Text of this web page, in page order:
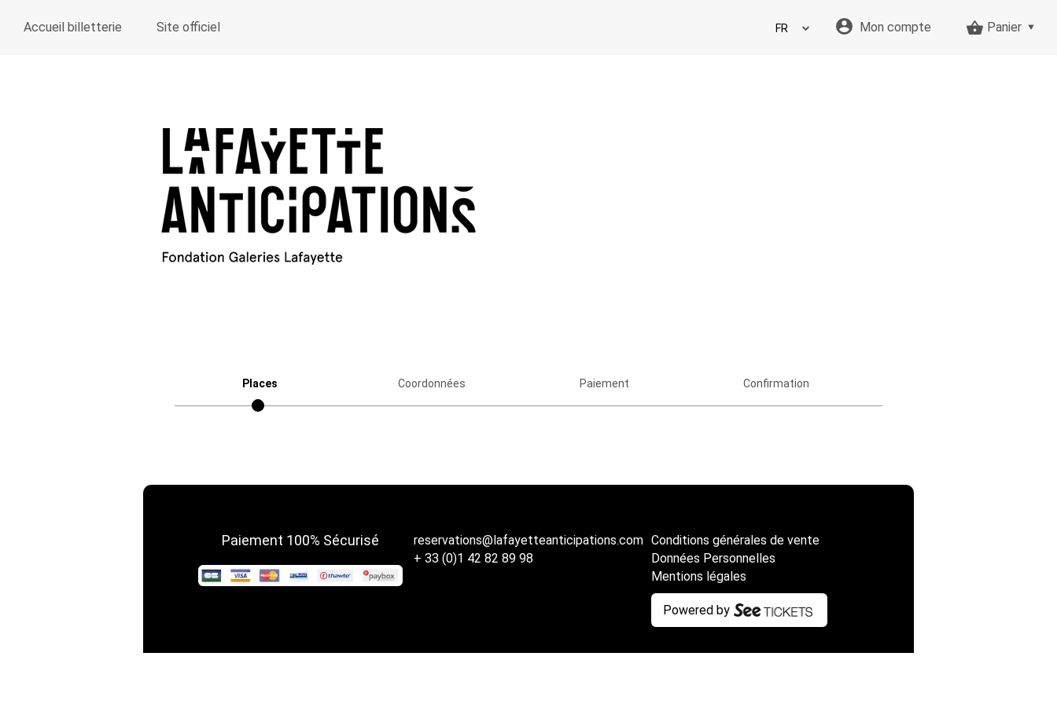
Accueil billetterie Site officiel Panier
Mon compte
FR
EN
Places Coordonnées Paiement Confirmation
Paiement 100% Sécurisé
reservations@lafayetteanticipations.com
+ 33 (0)1 42 82 89 98
Conditions générales de vente
Données Personnelles
Mentions légales
Powered by